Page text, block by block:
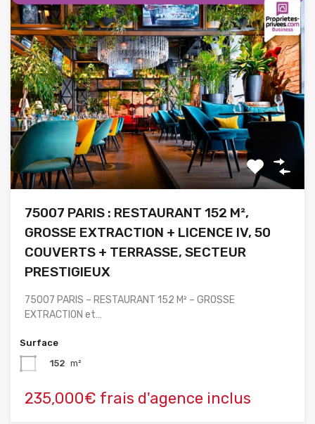
75007 PARIS : RESTAURANT 152 M²,
GROSSE EXTRACTION + LICENCE IV, 50
COUVERTS + TERRASSE, SECTEUR
PRESTIGIEUX
75007 PARIS – RESTAURANT 152 M² – GROSSE
EXTRACTION et…
Surface
152 m²
235,000€ frais d'agence inclus